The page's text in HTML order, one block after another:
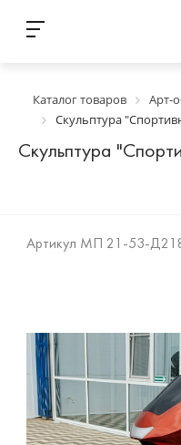
Каталог товаров Арт-
Скульптура
Скульптура
Артикул МП 21-53-